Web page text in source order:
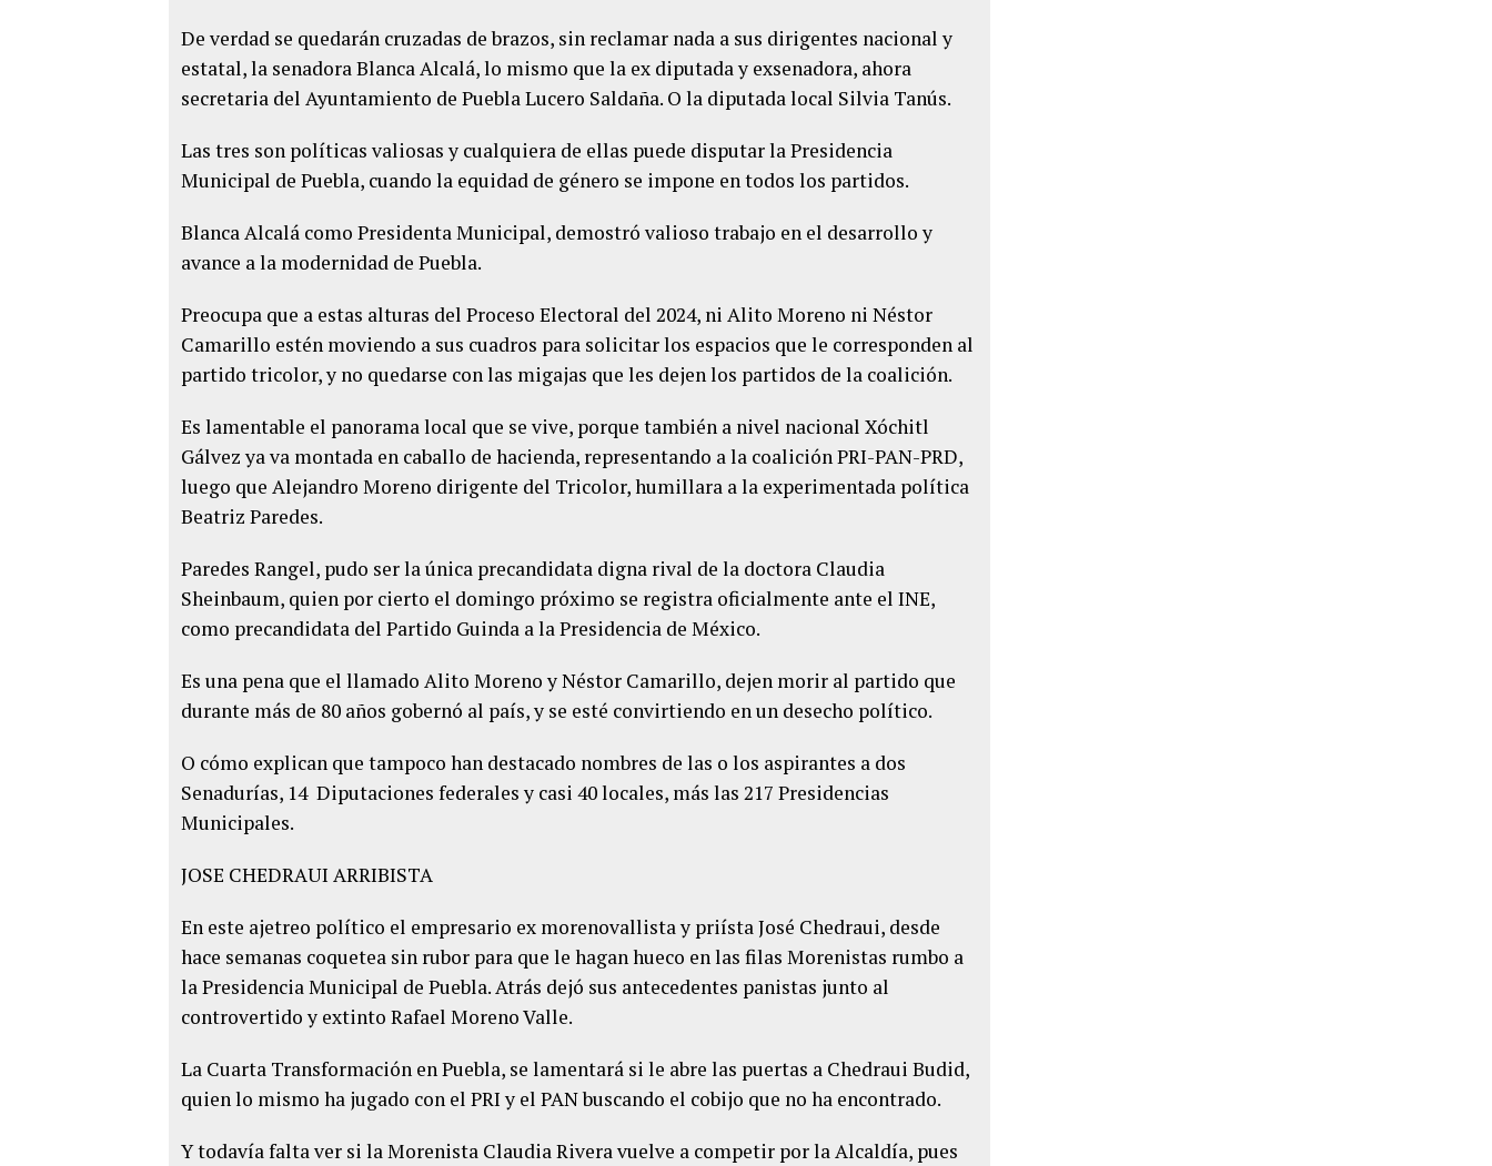
De verdad se quedarán cruzadas de brazos, sin reclamar nada a sus dirigentes nacional y
estatal, la senadora Blanca Alcalá, lo mismo que la ex diputada y exsenadora, ahora
secretaria del Ayuntamiento de Puebla Lucero Saldaña. O la diputada local Silvia Tanús.
Las tres son políticas valiosas y cualquiera de ellas puede disputar la Presidencia
Municipal de Puebla, cuando la equidad de género se impone en todos los partidos.
Blanca Alcalá como Presidenta Municipal, demostró valioso trabajo en el desarrollo y
avance a la modernidad de Puebla.
Preocupa que a estas alturas del Proceso Electoral del 2024, ni Alito Moreno ni Néstor
Camarillo estén moviendo a sus cuadros para solicitar los espacios que le corresponden al
partido tricolor, y no quedarse con las migajas que les dejen los partidos de la coalición.
Es lamentable el panorama local que se vive, porque también a nivel nacional Xóchitl
Gálvez ya va montada en caballo de hacienda, representando a la coalición PRI-PAN-PRD,
luego que Alejandro Moreno dirigente del Tricolor, humillara a la experimentada política
Beatriz Paredes.
Paredes Rangel, pudo ser la única precandidata digna rival de la doctora Claudia
Sheinbaum, quien por cierto el domingo próximo se registra oficialmente ante el INE,
como precandidata del Partido Guinda a la Presidencia de México.
Es una pena que el llamado Alito Moreno y Néstor Camarillo, dejen morir al partido que
durante más de 80 años gobernó al país, y se esté convirtiendo en un desecho político.
O cómo explican que tampoco han destacado nombres de las o los aspirantes a dos
Senadurías, 14 Diputaciones federales y casi 40 locales, más las 217 Presidencias
Municipales.
JOSE CHEDRAUI ARRIBISTA
En este ajetreo político el empresario ex morenovallista y priísta José Chedraui, desde
hace semanas coquetea sin rubor para que le hagan hueco en las filas Morenistas rumbo a
la Presidencia Municipal de Puebla. Atrás dejó sus antecedentes panistas junto al
controvertido y extinto Rafael Moreno Valle.
La Cuarta Transformación en Puebla, se lamentará si le abre las puertas a Chedraui Budid,
quien lo mismo ha jugado con el PRI y el PAN buscando el cobijo que no ha encontrado.
Y todavía falta ver si la Morenista Claudia Rivera vuelve a competir por la Alcaldía, pues